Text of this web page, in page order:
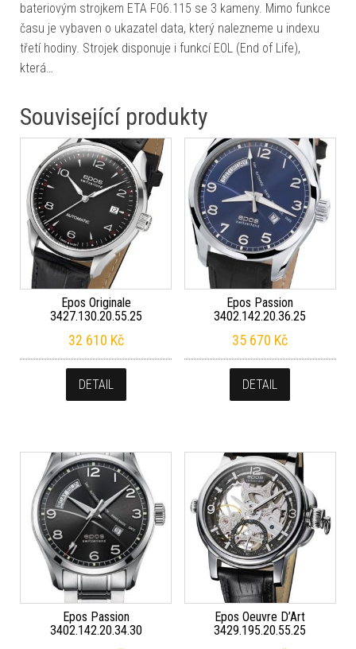
bateriovým strojkem ETA F06.115 se 3 kameny. Mimo funkce
času je vybaven o ukazatel data, který nalezneme u indexu
třetí hodiny. Strojek disponuje i funkcí EOL (End of Life),
která…
Související produkty
Epos Originale
3427.130.20.55.25
32 610 Kč
DETAIL
Epos Passion
3402.142.20.36.25
35 670 Kč
DETAIL
Epos Passion
3402.142.20.34.30
Epos Oeuvre D’Art
3429.195.20.55.25